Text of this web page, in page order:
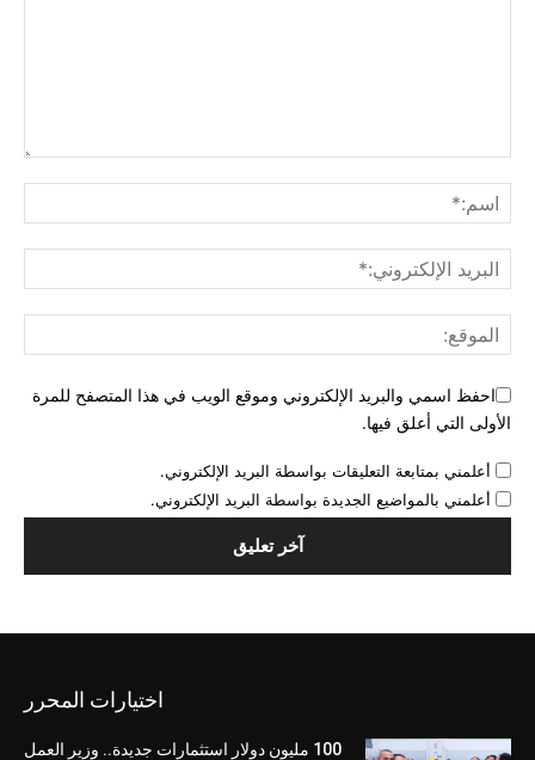
احفظ اسمي والبريد الإلكتروني وموقع الويب في هذا المتصفح للمرة
الأولى التي أعلق فيها.
أعلمني بمتابعة التعليقات بواسطة البريد الإلكتروني.
أعلمني بالمواضيع الجديدة بواسطة البريد الإلكتروني.
اختيارات المحرر
100 مليون دولار استثمارات جديدة.. وزير العمل